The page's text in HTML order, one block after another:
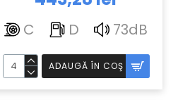
C D 73dB
ADAUGĂ ÎN COŞ